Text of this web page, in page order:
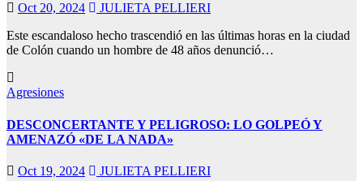
Oct 20, 2024
JULIETA PELLIERI
Este escandaloso hecho trascendió en las últimas horas en la ciudad
de Colón cuando un hombre de 48 años denunció…
Agresiones
DESCONCERTANTE Y PELIGROSO: LO GOLPEÓ Y
AMENAZÓ «DE LA NADA»
Oct 19, 2024
JULIETA PELLIERI